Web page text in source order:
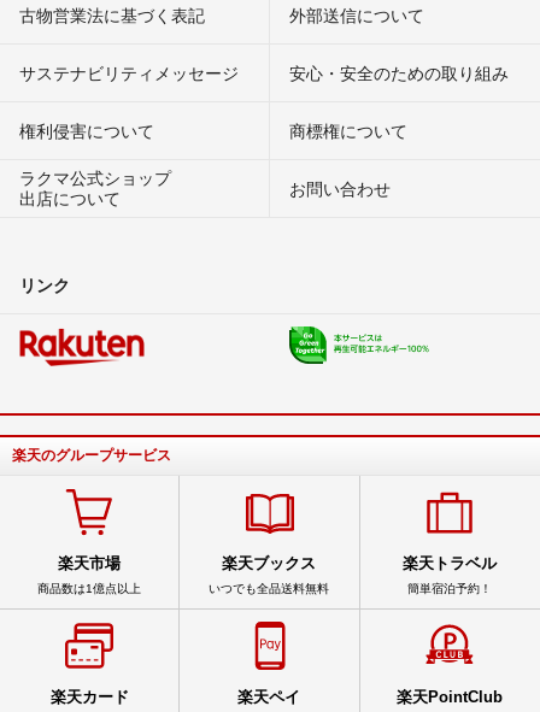
古物営業法に基づく表記 外部送信について
サステナビリティメッセージ 安心・安全のための取り組み
権利侵害について
商標権について
ラクマ公式ショップ
出店について
お問い合わせ
リンク
楽天のグループサービス
楽天市場
商品数は1億点以上
楽天ブックス
いつでも全品送料無料
楽天トラベル
簡単宿泊予約！
楽天カード 楽天ペイ 楽天PointClub